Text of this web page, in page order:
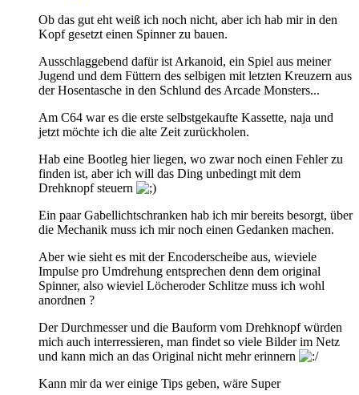
Ob das gut eht weiß ich noch nicht, aber ich hab mir in den
Kopf gesetzt einen Spinner zu bauen.
Ausschlaggebend dafür ist Arkanoid, ein Spiel aus meiner
Jugend und dem Füttern des selbigen mit letzten Kreuzern aus
der Hosentasche in den Schlund des Arcade Monsters...
Am C64 war es die erste selbstgekaufte Kassette, naja und
jetzt möchte ich die alte Zeit zurückholen.
Hab eine Bootleg hier liegen, wo zwar noch einen Fehler zu
finden ist, aber ich will das Ding unbedingt mit dem
Drehknopf steuern
Ein paar Gabellichtschranken hab ich mir bereits besorgt, über
die Mechanik muss ich mir noch einen Gedanken machen.
Aber wie sieht es mit der Encoderscheibe aus, wieviele
Impulse pro Umdrehung entsprechen denn dem original
Spinner, also wieviel Löcheroder Schlitze muss ich wohl
anordnen ?
Der Durchmesser und die Bauform vom Drehknopf würden
mich auch interressieren, man findet so viele Bilder im Netz
und kann mich an das Original nicht mehr erinnern
Kann mir da wer einige Tips geben, wäre Super